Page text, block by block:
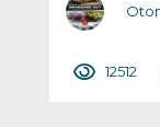
12512